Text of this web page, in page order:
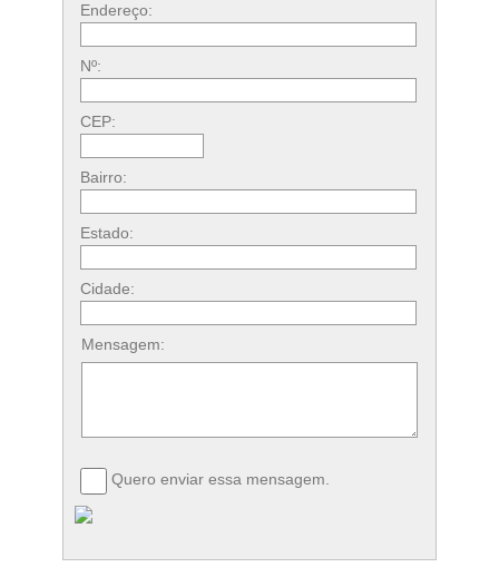
Endereço:
Nº:
CEP:
Bairro:
Estado:
Cidade:
Mensagem:
Quero enviar essa mensagem.